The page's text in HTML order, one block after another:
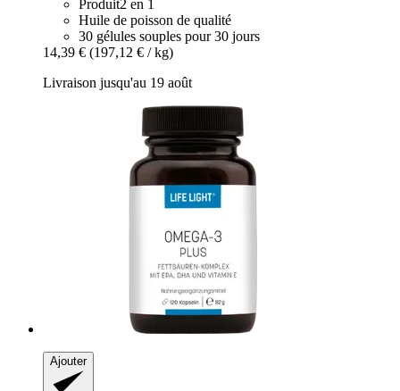
Produit2 en 1
Huile de poisson de qualité
30 gélules souples pour 30 jours
14,39 € (197,12 € / kg)
Livraison jusqu'au 19 août
Ajouter